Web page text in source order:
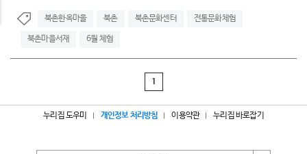
북촌한옥마을 북촌 북촌문화센터 전통문화체험
북촌마을서재 6월 체험
1
누리집 도우미 개인정보 처리방침 이용약관 누리집 바로잡기